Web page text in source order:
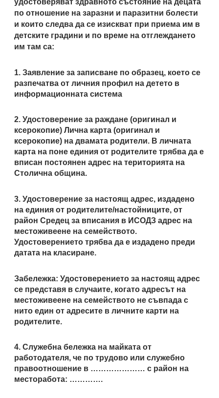
удостоверяват здравното състояние на децата
по отношение на заразни и паразитни болести
и които следва да се изискват при приема им в
детските градини и по време на отглеждането
им там са:
1. Заявление за записване по образец, което се
разпечатва от личния профил на детето в
информационната система
2. Удостоверение за раждане (оригинал и
ксерокопие) Лична карта (оригинал и
ксерокопие) на двамата родители. В личната
карта на поне единия от родителите трябва да е
вписан постоянен адрес на територията на
Столична община.
3. Удостоверение за настоящ адрес, издадено
на единия от родителите/настойниците, от
район Средец за вписания в ИСОДЗ адрес на
местоживеене на семейството.
Удостоверението трябва да е издадено преди
датата на класиране.
Забележка: Удостоверението за настоящ адрес
се представя в случаите, когато адресът на
местоживеене на семейството не съвпада с
нито един от адресите в личните карти на
родителите.
4. Служебна бележка на майката от
работодателя, че по трудово или служебно
правоотношение в ………………… с район на
месторабота: ………….